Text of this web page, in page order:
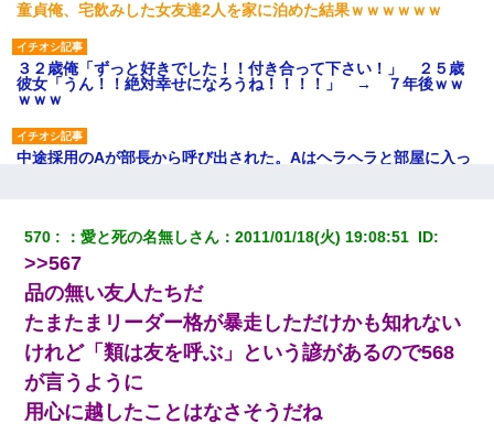
童貞俺、宅飲みした女友達2人を家に泊めた結果ｗｗｗｗｗｗ
３２歳俺「ずっと好きでした！！付き合って下さい！」 ２５歳
彼女「うん！！絶対幸せになろうね！！！！」 → ７年後ｗｗ
ｗｗｗ
中途採用のAが部長から呼び出された。Aはヘラヘラと部屋に入っ
13歳娘が元嫁のところから逃げてきた。どう扱ったらいいのかわ
からない
書店「息子さんが万引きしました」私「はっ？(息子目の前にいる
し…)うちの子ではないので迎えに行きません」→息子を名乗って
た人物の正体が判明するも・・・
新築の家で。クラクラするくらいの「白粉の匂い」が鼻につくも
嫁＆娘「そんな匂いしない…」ある日、友人奥「素敵なアンティ
ークですね！」俺（！？）
570 ：愛と死の名無しさん ：2011/01/18(火) 19:08:51 ID:
>>567
品の無い友人たちだ
たまたまリーダー格が暴走しただけかも知れない
けれど「類は友を呼ぶ」という諺があるので568
が言うように
用心に越したことはなさそうだね